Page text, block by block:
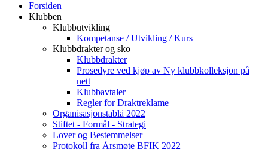
Forsiden
Klubben
Klubbutvikling
Kompetanse / Utvikling / Kurs
Klubbdrakter og sko
Klubbdrakter
Prosedyre ved kjøp av Ny klubbkolleksjon på
nett
Klubbavtaler
Regler for Draktreklame
Organisasjonstablå 2022
Stiftet - Formål - Strategi
Lover og Bestemmelser
Protokoll fra Årsmøte BFIK 2022